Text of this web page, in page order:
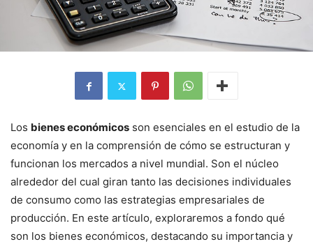
Los bienes económicos son esenciales en el estudio de la
economía y en la comprensión de cómo se estructuran y
funcionan los mercados a nivel mundial. Son el núcleo
alrededor del cual giran tanto las decisiones individuales
de consumo como las estrategias empresariales de
producción. En este artículo, exploraremos a fondo qué
son los bienes económicos, destacando su importancia y